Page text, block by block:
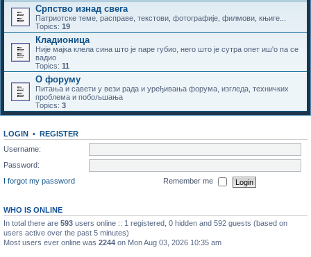
Српство изнад свега
Патриотске теме, расправе, текстови, фотографије, филмови, књиге...
Topics: 19
Кладионица
Није мајка клела сина што је паре губио, него што је сутра опет иш'о па се
вадио
Topics: 11
О форуму
Питања и савети у вези рада и уређивања форума, изгледа, техничких
проблема и побољшања
Topics: 3
LOGIN • REGISTER
Username:
Password:
I forgot my password
Remember me
WHO IS ONLINE
In total there are 593 users online :: 1 registered, 0 hidden and 592 guests (based on
users active over the past 5 minutes)
Most users ever online was 2244 on Mon Aug 03, 2026 10:35 am